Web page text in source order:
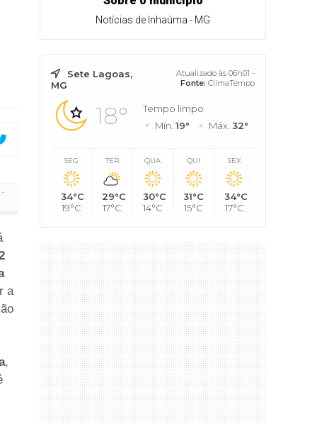
comidas típicas
·
a
,
Notícias de Inhaúma - MG
Sete Lagoas,
MG
Atualizado às 06h01 -
Fonte: ClimaTempo
18°
Tempo limpo
Mín. 19° Máx. 32°
SEG
34°C
19°C
TER
29°C
17°C
QUA
30°C
14°C
QUI
31°C
15°C
SEX
34°C
17°C